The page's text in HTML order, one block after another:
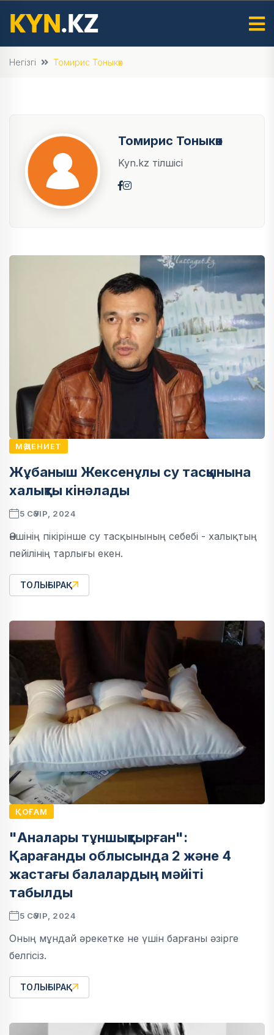
Негізгі Томирис Тоныкөк
Томирис Тоныкөк
Kyn.kz тілшісі
МӘДЕНИЕТ
Жұбаныш Жексенұлы су тасқынына
халықты кінәлады
5 СӘУІР, 2024
Әншінің пікірінше су тасқынының себебі - халықтың
пейілінің тарлығы екен.
ТОЛЫҒЫРАҚ
ҚОҒАМ
"Аналары тұншықтырған":
Қарағанды облысында 2 және 4
жастағы балалардың мәйіті
табылды
5 СӘУІР, 2024
Оның мұндай әрекетке не үшін барғаны әзірге
белгісіз.
ТОЛЫҒЫРАҚ